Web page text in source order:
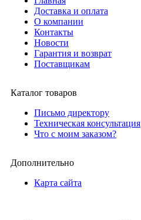
Доставка и оплата
О компании
Контакты
Новости
Гарантия и возврат
Поставщикам
Каталог товаров
Письмо директору
Техническая консультация
Что с моим заказом?
Дополнительно
Карта сайта